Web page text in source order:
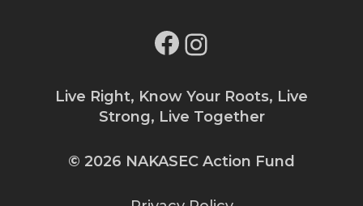
Facebook
Live Right, Know Your Roots, Live
Strong, Live Together
© 2026 NAKASEC Action Fund